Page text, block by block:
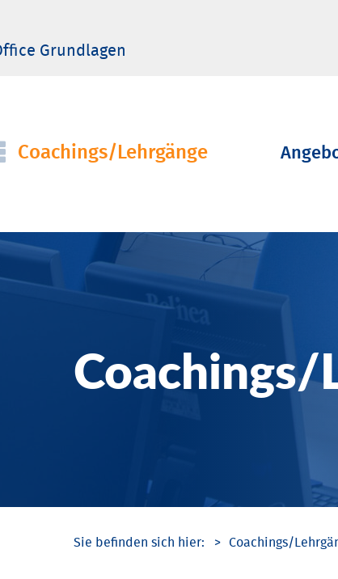
Grund­lagen
Navigation
Coachings/­Lehrgänge
Navigation
Coachings/­
Coachings/­